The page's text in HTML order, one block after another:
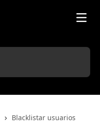
Blacklistar usuarios